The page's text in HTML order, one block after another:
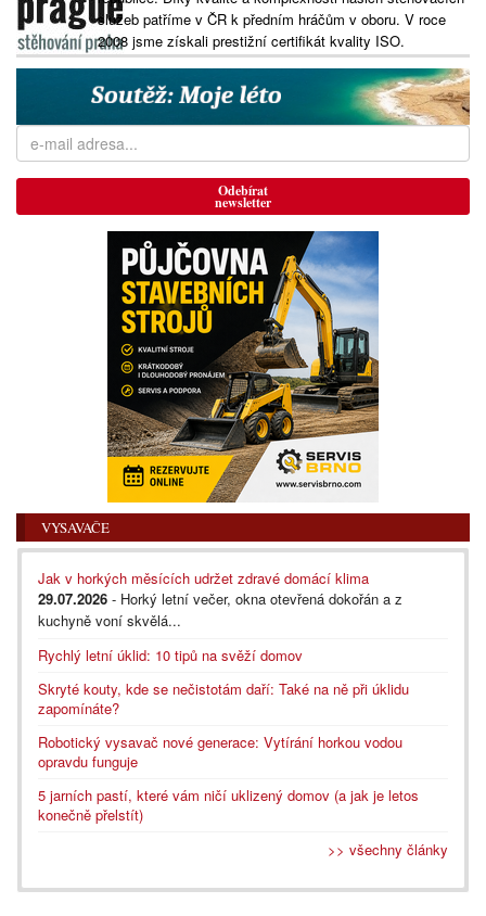
služeb patříme v ČR k předním hráčům v oboru. V roce
2008 jsme získali prestižní certifikát kvality ISO.
Odebírat
newsletter
VYSAVAČE
Jak v horkých měsících udržet zdravé domácí klima
29.07.2026 - Horký letní večer, okna otevřená dokořán a z
kuchyně voní skvělá...
Rychlý letní úklid: 10 tipů na svěží domov
Skryté kouty, kde se nečistotám daří: Také na ně při úklidu
zapomínáte?
Robotický vysavač nové generace: Vytírání horkou vodou
opravdu funguje
5 jarních pastí, které vám ničí uklizený domov (a jak je letos
konečně přelstít)
>> všechny články